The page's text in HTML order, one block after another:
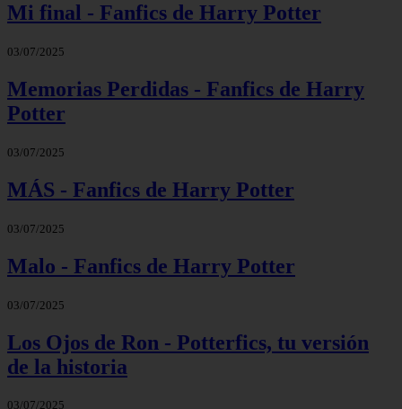
Mi final - Fanfics de Harry Potter
03/07/2025
Memorias Perdidas - Fanfics de Harry
Potter
03/07/2025
MÁS - Fanfics de Harry Potter
03/07/2025
Malo - Fanfics de Harry Potter
03/07/2025
Los Ojos de Ron - Potterfics, tu versión
de la historia
03/07/2025